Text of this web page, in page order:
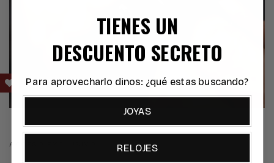
ACCESO EXCLUSIVO
TIENES UN
DESCUENTO SECRETO
Para aprovecharlo dinos: ¿qué estas buscando?
JOYAS
RELOJES